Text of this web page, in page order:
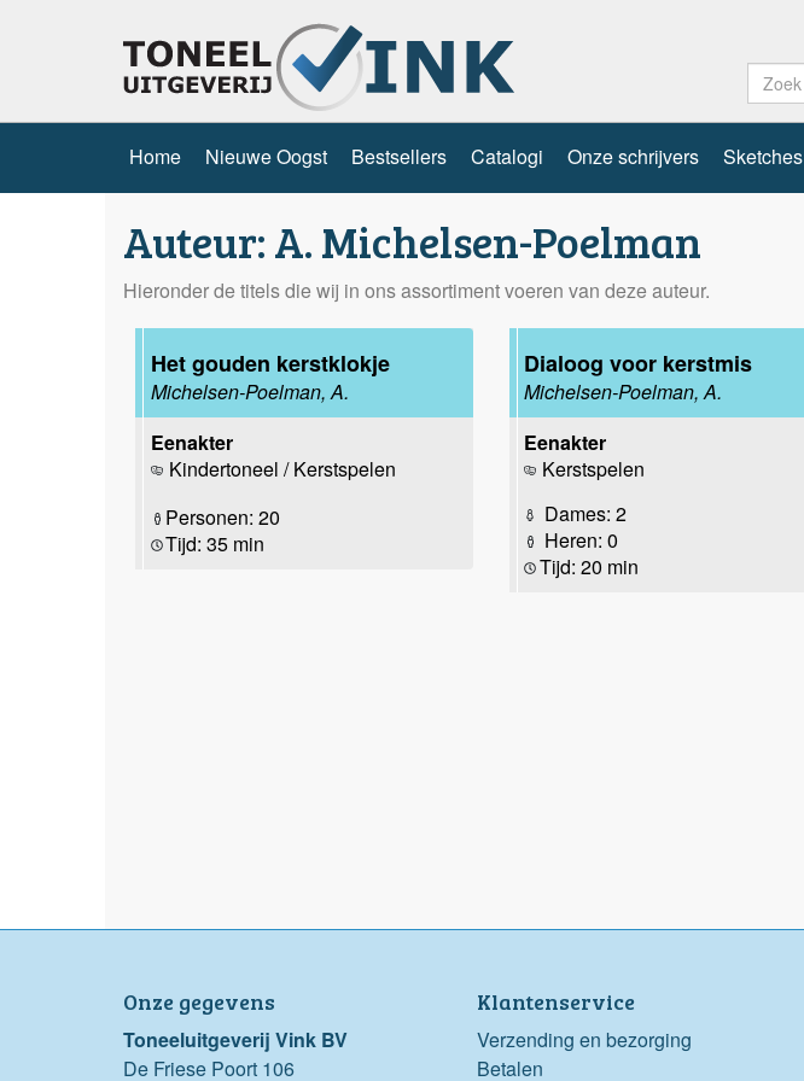
Home Nieuwe Oogst Bestsellers Catalogi Onze schrijvers Sketches
Auteur: A. Michelsen-Poelman
Hieronder de titels die wij in ons assortiment voeren van deze auteur.
Het gouden kerstklokje
Michelsen-Poelman, A.
Eenakter
Kindertoneel / Kerstspelen
Personen: 20
Tijd: 35 min
Dialoog voor kerstmis
Michelsen-Poelman, A.
Eenakter
Kerstspelen
Dames: 2
Heren: 0
Tijd: 20 min
Onze gegevens
Toneeluitgeverij Vink BV
De Friese Poort 106
Klantenservice
Verzending en bezorging
Betalen